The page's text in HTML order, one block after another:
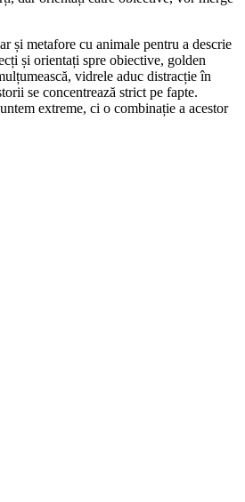
și metafore cu animale pentru a descrie
și orientați spre obiective, golden
vidrele aduc distracție în
se concentrează strict pe fapte.
extreme, ci o combinație a acestor